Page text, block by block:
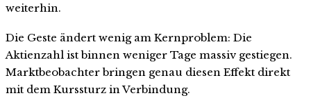
weiterhin.
Die Geste ändert wenig am Kernproblem: Die
Aktienzahl ist binnen weniger Tage massiv gestiegen.
Marktbeobachter bringen genau diesen Effekt direkt
mit dem Kurssturz in Verbindung.